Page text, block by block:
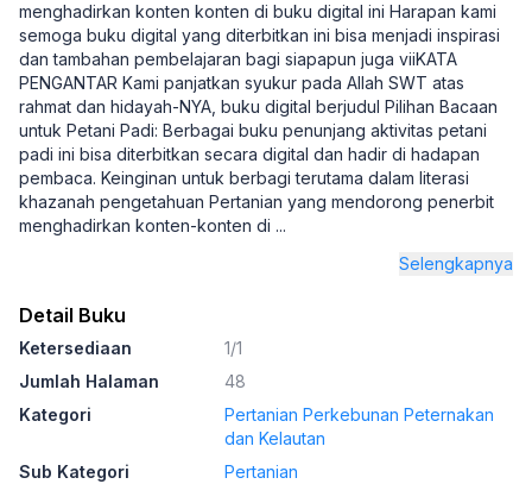
menghadirkan konten konten di buku digital ini Harapan kami
semoga buku digital yang diterbitkan ini bisa menjadi inspirasi
dan tambahan pembelajaran bagi siapapun juga viiKATA
PENGANTAR Kami panjatkan syukur pada Allah SWT atas
rahmat dan hidayah-NYA, buku digital berjudul Pilihan Bacaan
untuk Petani Padi: Berbagai buku penunjang aktivitas petani
padi ini bisa diterbitkan secara digital dan hadir di hadapan
pembaca. Keinginan untuk berbagi terutama dalam literasi
khazanah pengetahuan Pertanian yang mendorong penerbit
menghadirkan konten-konten di ...
Selengkapnya
Detail Buku
Ketersediaan
1/1
Jumlah Halaman
48
Kategori
Pertanian Perkebunan Peternakan
dan Kelautan
Sub Kategori
Pertanian